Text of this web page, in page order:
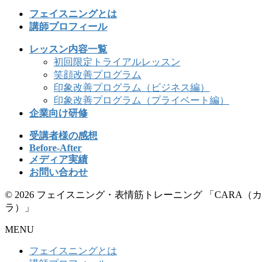
フェイスニングとは
講師プロフィール
レッスン内容一覧
初回限定トライアルレッスン
笑顔改善プログラム
印象改善プログラム（ビジネス編）
印象改善プログラム（プライベート編）
企業向け研修
受講者様の感想
Before-After
メディア実績
お問い合わせ
© 2026 フェイスニング・表情筋トレーニング 「CARA（カ
ラ）」
MENU
フェイスニングとは